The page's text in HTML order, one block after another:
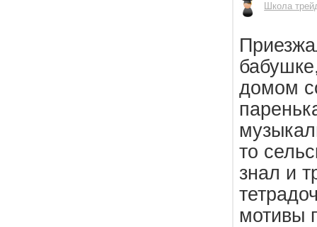
Школа
домом
то
знал и
мотивы